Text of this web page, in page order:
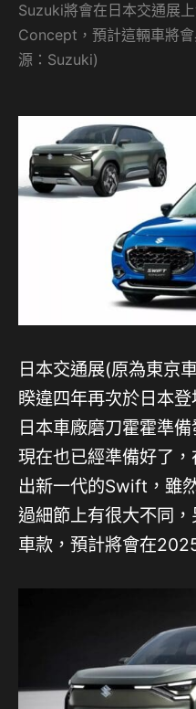
Suzuki將會在日本交通展
Concept，預計這輛車將
源：Suzuki)
日本交通展(原為東京
睽違四年再次於日本
日本車廠磨刀霍霍準
現在也已經準備好了
出新一代的Swift，雖
過細節上有很大不同
車款，預計將會在